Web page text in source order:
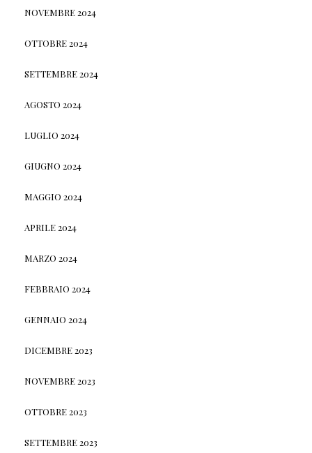
NOVEMBRE 2024
OTTOBRE 2024
SETTEMBRE 2024
AGOSTO 2024
LUGLIO 2024
GIUGNO 2024
MAGGIO 2024
APRILE 2024
MARZO 2024
FEBBRAIO 2024
GENNAIO 2024
DICEMBRE 2023
NOVEMBRE 2023
OTTOBRE 2023
SETTEMBRE 2023